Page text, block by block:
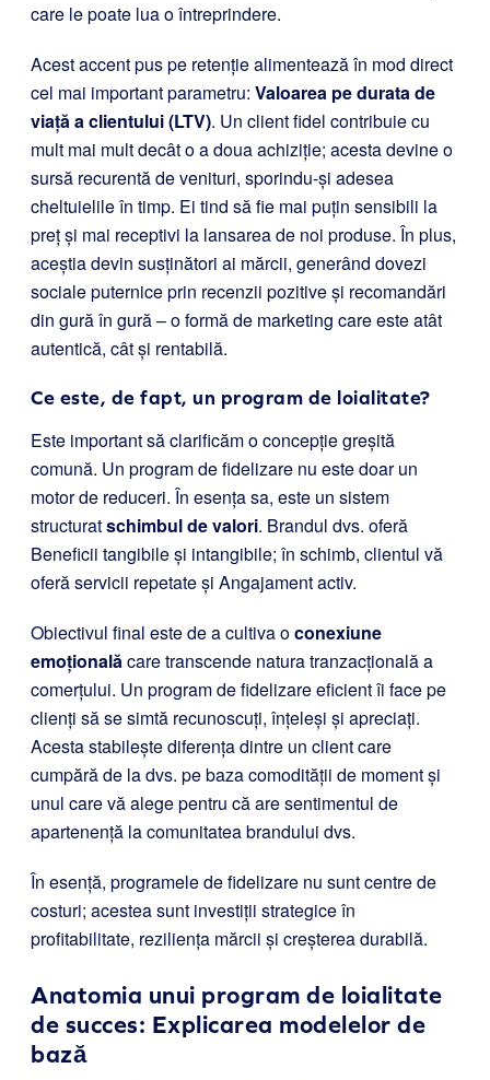
care le poate lua o întreprindere.
Acest accent pus pe retenție alimentează în mod direct
cel mai important parametru: Valoarea pe durata de
viață a clientului (LTV). Un client fidel contribuie cu
mult mai mult decât o a doua achiziție; acesta devine o
sursă recurentă de venituri, sporindu-și adesea
cheltuielile în timp. Ei tind să fie mai puțin sensibili la
preț și mai receptivi la lansarea de noi produse. În plus,
aceștia devin susținători ai mărcii, generând dovezi
sociale puternice prin recenzii pozitive și recomandări
din gură în gură – o formă de marketing care este atât
autentică, cât și rentabilă.
Ce este, de fapt, un program de loialitate?
Este important să clarificăm o concepție greșită
comună. Un program de fidelizare nu este doar un
motor de reduceri. În esența sa, este un sistem
structuratschimbul de valori. Brandul dvs. oferă
Beneficii tangibile și intangibile; în schimb, clientul vă
oferă servicii repetate și Angajament activ.
Obiectivul final este de a cultiva oconexiune
emoționalăcare transcende natura tranzacțională a
comerțului. Un program de fidelizare eficient îi face pe
clienți să se simtă recunoscuți, înțeleși și apreciați.
Acesta stabilește diferența dintre un client care
cumpără de la dvs. pe baza comodității de moment și
unul care vă alege pentru că are sentimentul de
apartenență la comunitatea brandului dvs.
În esență, programele de fidelizare nu sunt centre de
costuri; acestea sunt investiții strategice în
profitabilitate, reziliența mărcii și creșterea durabilă.
Anatomia unui program de loialitate
de succes: Explicarea modelelor de
bază